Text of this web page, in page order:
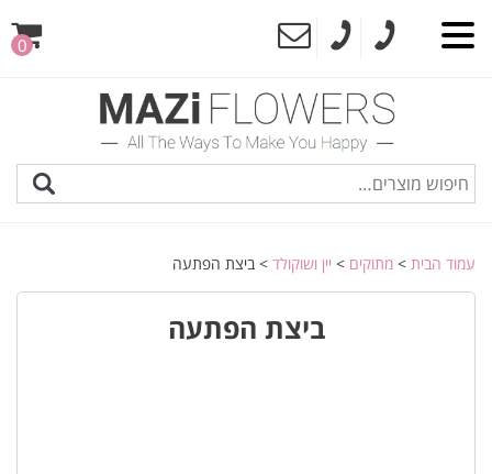
0
עמוד הבית > מתוקים > יין ושוקולד > ביצת הפתעה
ביצת הפתעה